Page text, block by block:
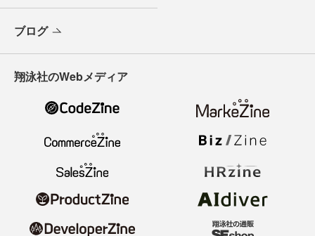
ブログ
翔泳社のWebメディア